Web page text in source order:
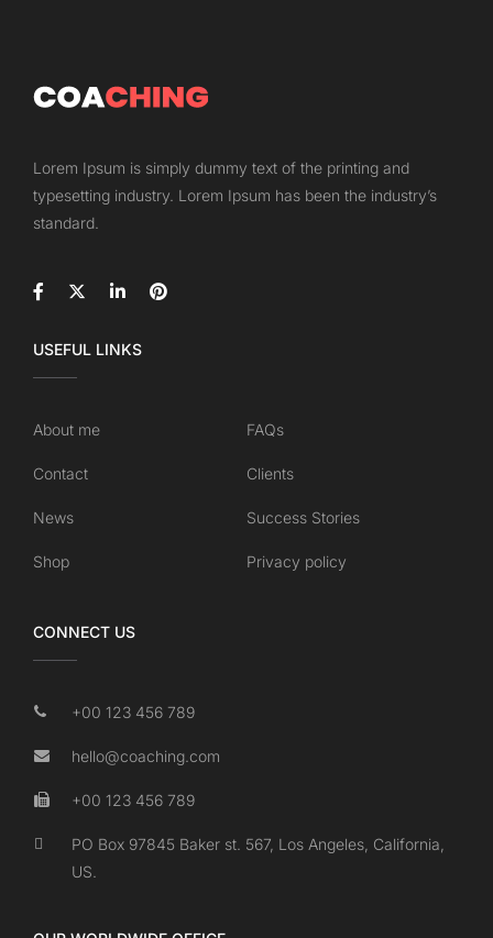
Lorem Ipsum is simply dummy text of the printing and
typesetting industry. Lorem Ipsum has been the industry’s
standard.
USEFUL LINKS
About me FAQs
Contact Clients
News Success Stories
Shop Privacy policy
CONNECT US
+00 123 456 789
hello@coaching.com
+00 123 456 789
PO Box 97845 Baker st. 567, Los Angeles, California,
US.